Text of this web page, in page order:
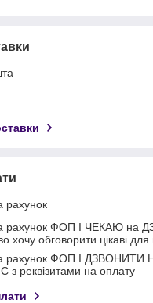
рахунок
рахунок ФОП I ЧЕКАЮ на
хочу обговорити цікаві
рахунок ФОП I
з реквізитами на оплату